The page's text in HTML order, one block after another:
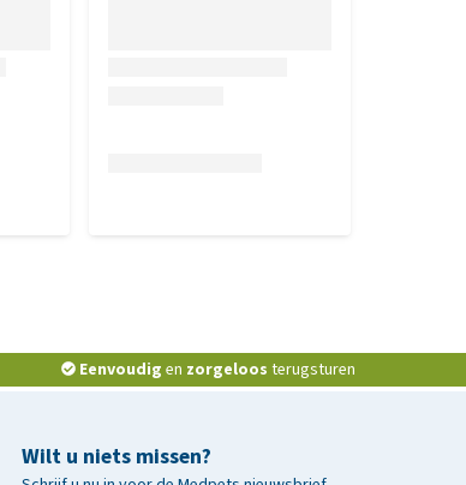
Eenvoudig en zorgeloos terugsturen
Wilt u niets missen?